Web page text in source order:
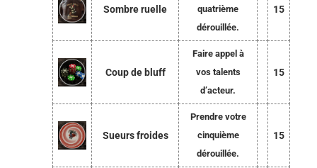
Sombre ruelle
quatrième
dérouillée.
15
Coup de bluff
Faire appel à
vos talents
d’acteur.
15
Sueurs froides
Prendre votre
cinquième
dérouillée.
15